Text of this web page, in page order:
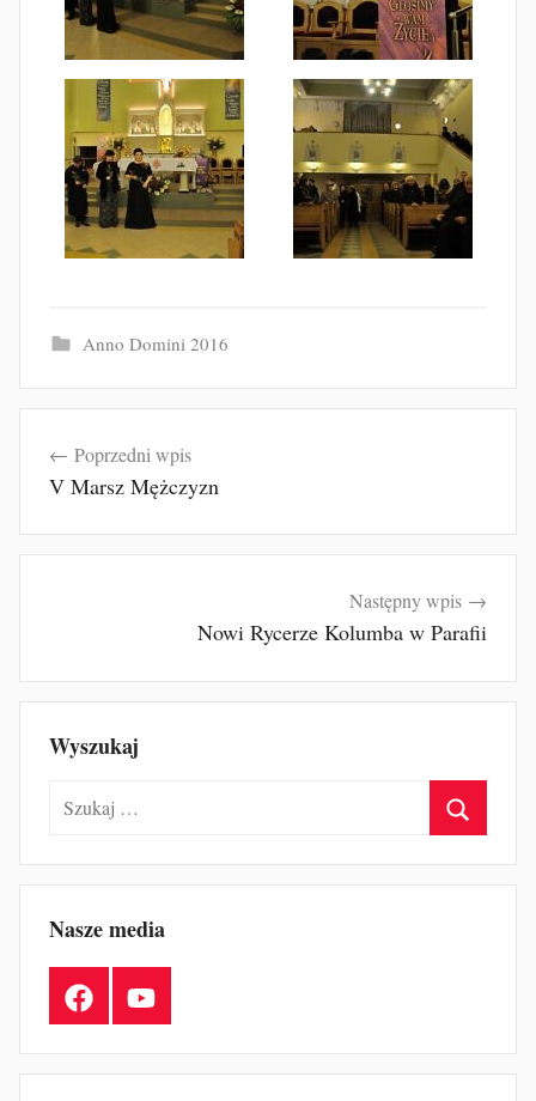
Anno Domini 2016
wpisuPoprzedni wpis
V Marsz Mężczyzn
Następny wpis
Nowi Rycerze Kolumba w Parafii
Wyszukaj
Szukaj:
Nasze media
FacebookYouTube